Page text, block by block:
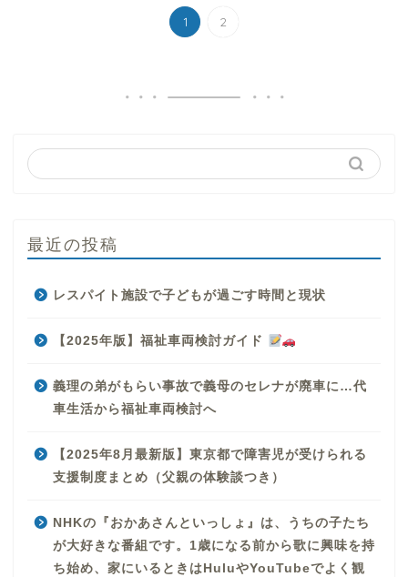
1 2
最近の投稿
レスパイト施設で子どもが過ごす時間と現状
【2025年版】福祉車両検討ガイド
義理の弟がもらい事故で義母のセレナが廃車に…代
車生活から福祉車両検討へ
【2025年8月最新版】東京都で障害児が受けられる
支援制度まとめ（父親の体験談つき）
NHKの『おかあさんといっしょ』は、うちの子たち
が大好きな番組です。1歳になる前から歌に興味を持
ち始め、家にいるときはHuluやYouTubeでよく観